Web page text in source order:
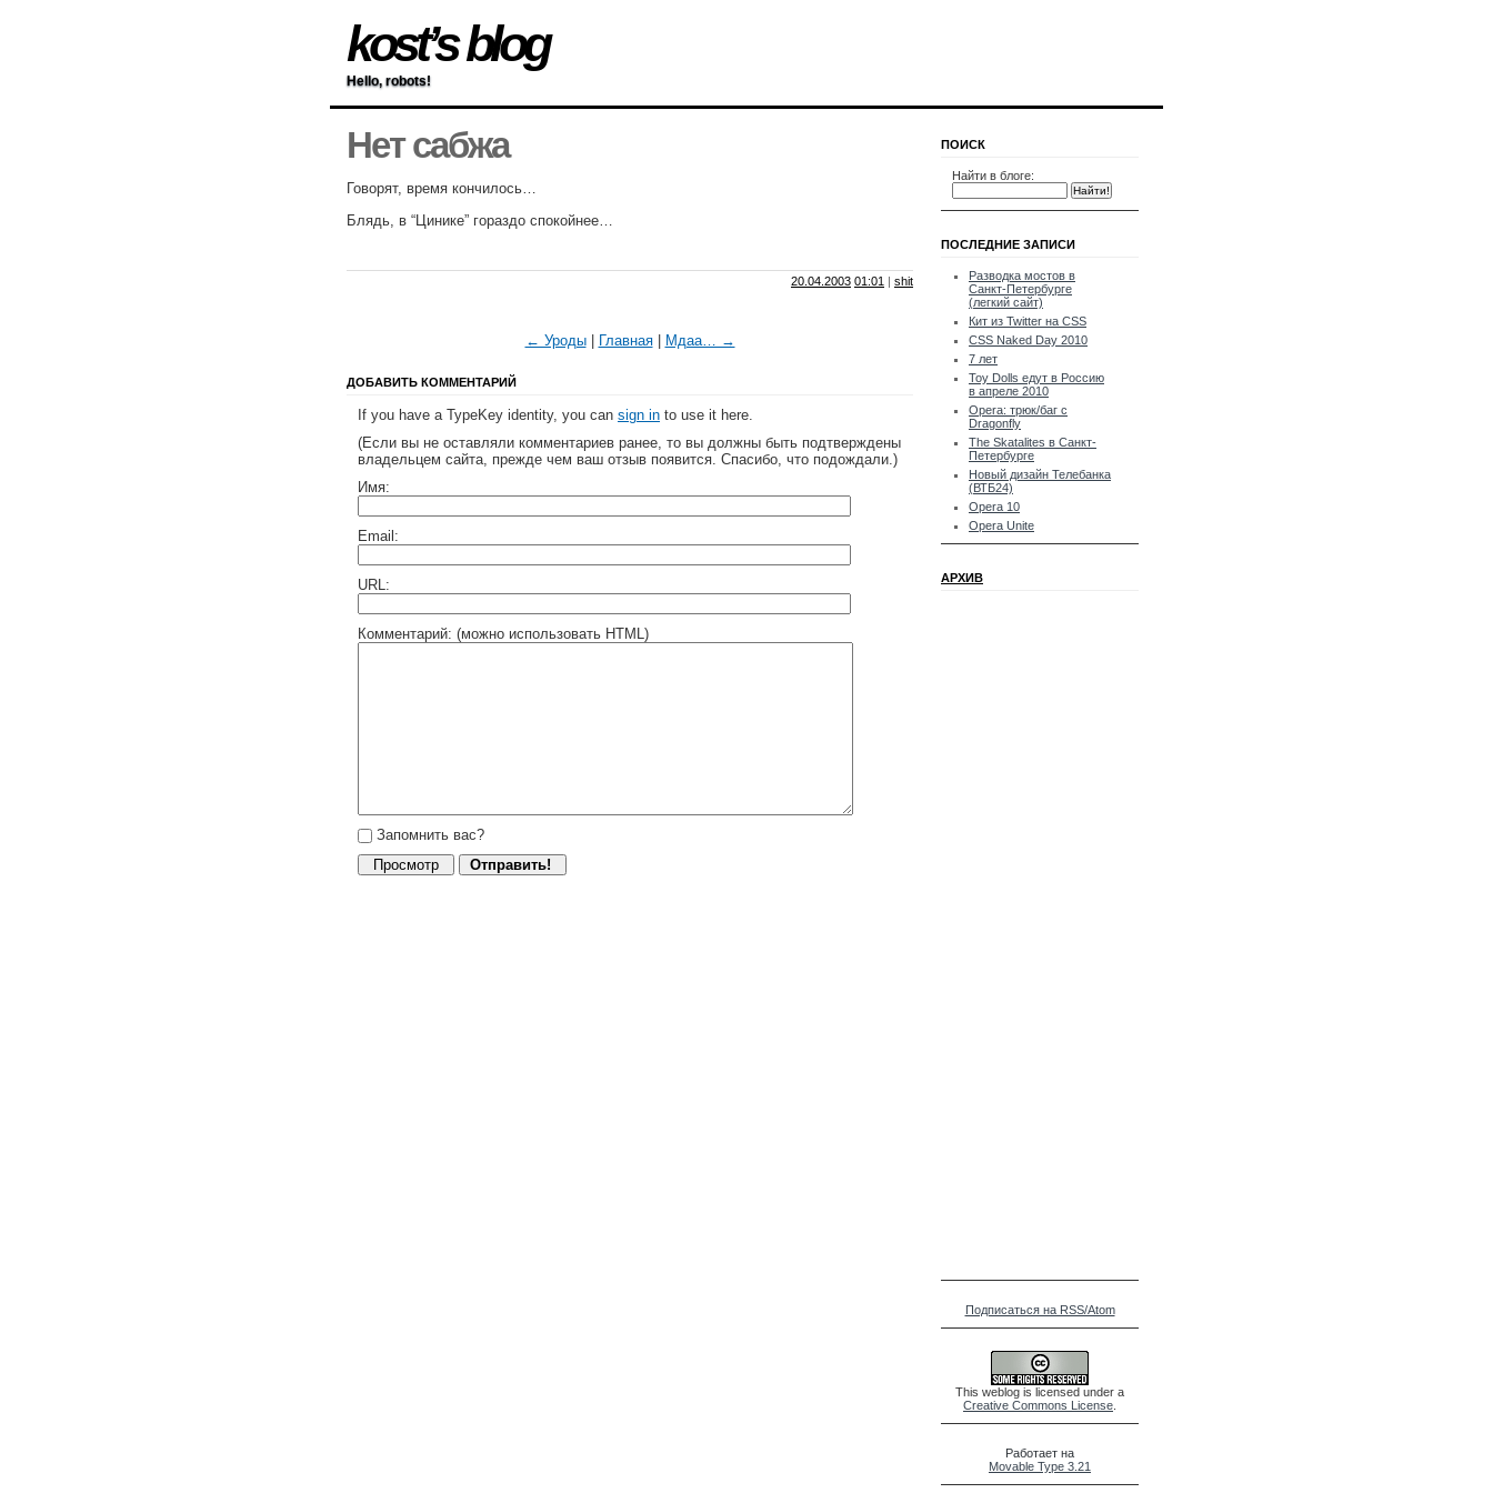
kost’s blog
Hello, robots!
Нет сабжа
Говорят, время кончилось…
Блядь, в “Цинике” гораздо спокойнее…
20.04.2003 01:01 | shit
← Уроды| Главная| Мдаа… →
ДОБАВИТЬ КОММЕНТАРИЙ
If you have a TypeKey identity, you can sign in to use it here.
(Если вы не оставляли комментариев ранее, то вы должны быть подтверждены
владельцем сайта, прежде чем ваш отзыв появится. Спасибо, что подождали.)
Имя:
Email:
URL:
Комментарий: (можно использовать HTML)
Запомнить вас?
ПОИСК
Найти в блоге:
ПОСЛЕДНИЕ ЗАПИСИ
Разводка мостов в
Санкт-Петербурге
(легкий сайт)
Кит из Twitter на CSS
CSS Naked Day 2010
7 лет
Toy Dolls едут в Россию
в апреле 2010
Opera: трюк/баг с
Dragonfly
The Skatalites в Санкт-
Петербурге
Новый дизайн Телебанка
(ВТБ24)
Opera 10
Opera Unite
АРХИВ
Подписаться на RSS/Atom
This weblog is licensed under a
Creative Commons License
Работает на
Movable Type 3.21